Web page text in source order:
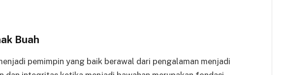
Buah
pemimpin yang baik berawal dari pengalaman menjadi